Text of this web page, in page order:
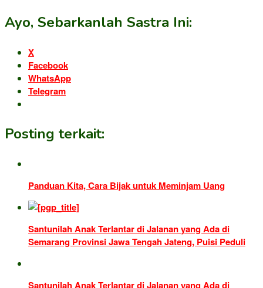
Ayo, Sebarkanlah Sastra Ini:
X
Facebook
WhatsApp
Telegram
Posting terkait:
Panduan Kita, Cara Bijak untuk Meminjam Uang
Santunilah Anak Terlantar di Jalanan yang Ada di
Semarang Provinsi Jawa Tengah Jateng, Puisi Peduli
Santunilah Anak Terlantar di Jalanan yang Ada di